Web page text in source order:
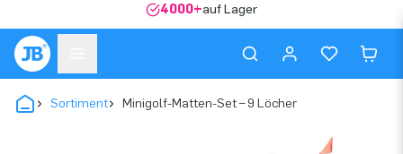
4000+auf Lager
Sortiment Minigolf-Matten-Set – 9 Löcher